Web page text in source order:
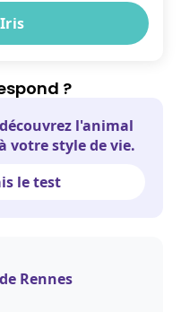
?
l'animal
votre style de vie.
le test
Rennes